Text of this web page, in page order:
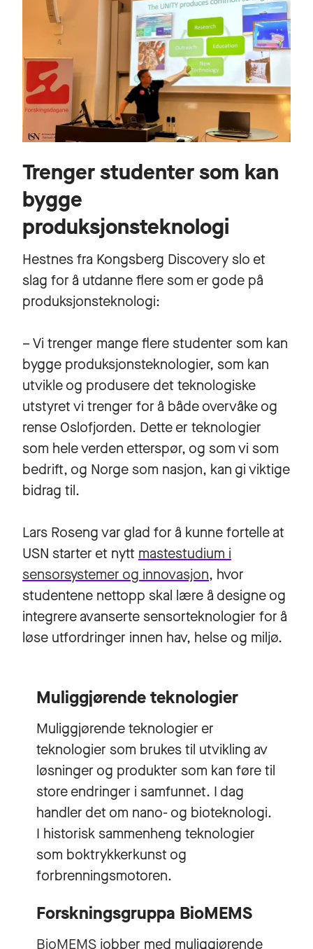
Trenger studenter som kan
bygge
produksjonsteknologi
Hestnes fra Kongsberg Discovery slo et
slag for å utdanne flere som er gode på
produksjonsteknologi:
– Vi trenger mange flere studenter som kan
bygge produksjonsteknologier, som kan
utvikle og produsere det teknologiske
utstyret vi trenger for å både overvåke og
rense Oslofjorden. Dette er teknologier
som hele verden etterspør, og som vi som
bedrift, og Norge som nasjon, kan gi viktige
bidrag til.
Lars Roseng var glad for å kunne fortelle at
USN starter et nytt mastestudium i
sensorsystemer og innovasjon, hvor
studentene nettopp skal lære å designe og
integrere avanserte sensorteknologier for å
løse utfordringer innen hav, helse og miljø.
Muliggjørende teknologier
Muliggjørende teknologier er
teknologier som brukes til utvikling av
løsninger og produkter som kan føre til
store endringer i samfunnet. I dag
handler det om nano- og bioteknologi.
I historisk sammenheng teknologier
som boktrykkerkunst og
forbrenningsmotoren.
Forskningsgruppa BioMEMS
BioMEMS jobber med muliggjørende